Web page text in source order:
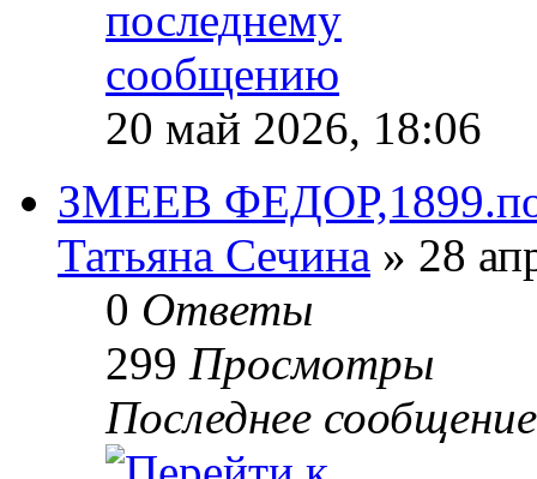
20 май 2026, 18:06
ЗМЕЕВ
Татьяна Сечина » 28
0 Ответы
299 Просмотры
Последнее